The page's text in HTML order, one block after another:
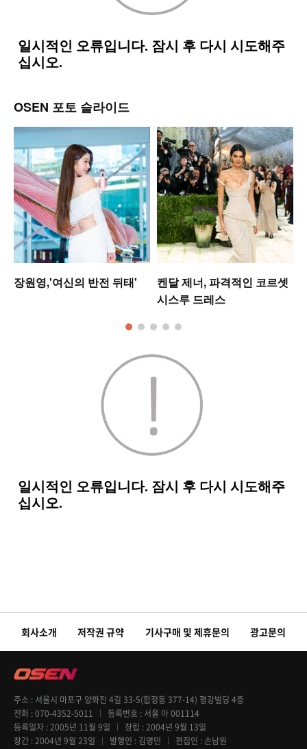
OSEN 포토 슬라이드
장원영,'여신의 반전 뒤태'
켄달 제너, 파격적인 코르셋
시스루 드레스
회사소개 저작권 규약 기사구매 및 제휴문의 광고문의
주소
서울시 마포구 양화진 4길 33-5(합정동 377-14) 평강빌딩 4층
전화 070-4352-5011 등록번호
서울 아 001114
등록일자 2005년 11월 9일 창립 2004년 9월 13일
창간 2004년 9월 23일 발행인 김영민 편집인
손남원